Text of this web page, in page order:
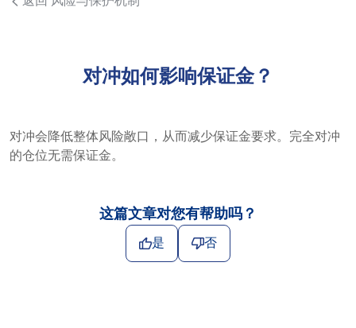
对冲如何影响保证金？
对冲会降低整体风险敞口，从而减少保证金要求。完全对冲
的仓位无需保证金。
这篇文章对您有帮助吗？
是 否